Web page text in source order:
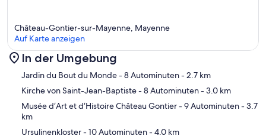
Karte
Château-Gontier-sur-Mayenne, Mayenne
Auf Karte anzeigen
In der Umgebung
Jardin du Bout du Monde- 8 Autominuten- 2.7 km
Kirche von Saint-Jean-Baptiste- 8 Autominuten- 3.0 km
Musée d‘Art et d‘Histoire Château Gontier- 9 Autominuten- 3.7
km
Ursulinenkloster- 10 Autominuten- 4.0 km